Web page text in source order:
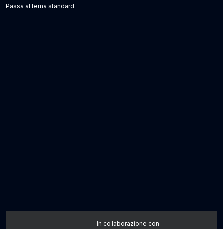
Passa al tema standard
In collaborazione con